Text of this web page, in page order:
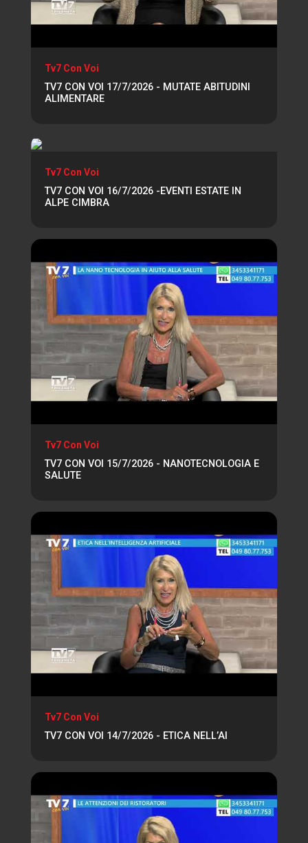
Tv7 Con Voi
TV7 CON VOI 17/7/2026 - MUTATE ABITUDINI
ALIMENTARE
Tv7 Con Voi
TV7 CON VOI 16/7/2026 -EVENTI ESTATE IN
ALPE CIMBRA
Tv7 Con Voi
TV7 CON VOI 15/7/2026 - NANOTECNOLOGIA E
SALUTE
Tv7 Con Voi
TV7 CON VOI 14/7/2026 - ETICA NELL’AI